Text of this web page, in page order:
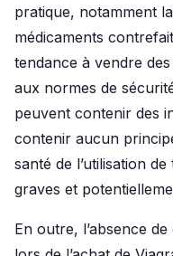
pratique, notamment
médicaments
tendance à vendre
aux normes de
peuvent contenir des
contenir aucun
santé de l’utilisation
graves et
En outre, l’absence